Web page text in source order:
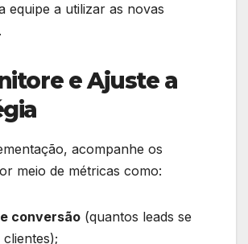
equipe a utilizar as novas
e Ajuste a
acompanhe os
meio de métricas como:
conversão (quantos leads se